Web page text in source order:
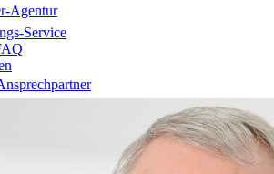
Agentur
Service